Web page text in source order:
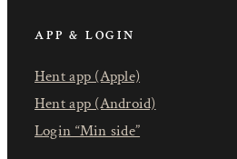
APP & LOGIN
Hent app (Apple)
Hent app (Android)
Login “Min side”